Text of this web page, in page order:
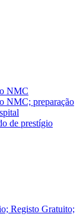
NMC
NMC; preparação
de prestígio
Registo Gratuito;